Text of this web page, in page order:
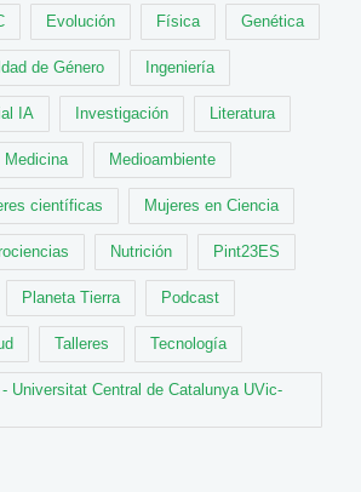
Evolución Física Genética
de Género Ingeniería
IA Investigación Literatura
Medicina Medioambiente
científicas Mujeres en Ciencia
Nutrición Pint23ES
Planeta Tierra Podcast
Talleres Tecnología
Universitat Central de Catalunya UVic-